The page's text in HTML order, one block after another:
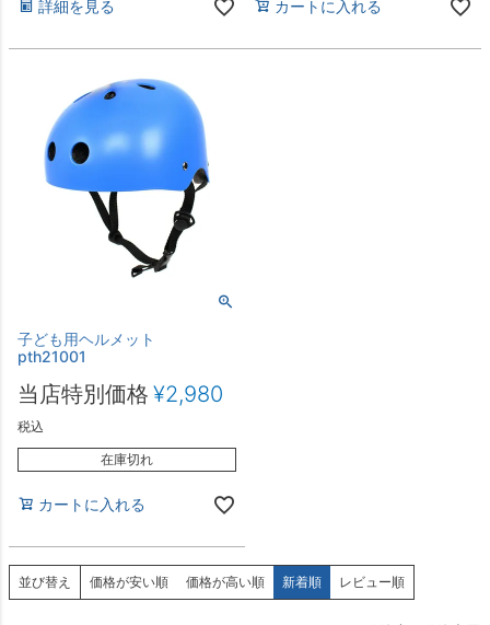
詳細を見る カートに入れる
子ども用ヘルメット
pth21001
当店特別価格 ¥2,980
税込
在庫切れ
カートに入れる
並び替え 価格が安い順 価格が高い順 新着順 レビュー順